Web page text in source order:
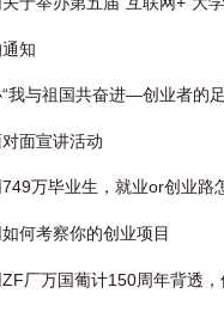
知
我与祖国共奋进—创业者的
面宣讲活动
万毕业生，就业or创业路
何考察你的创业项目
厂万国葡计150周年背透